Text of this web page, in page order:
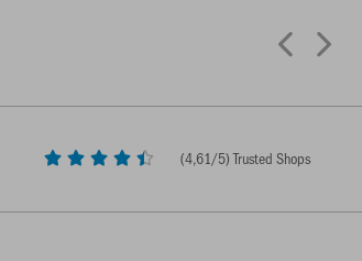
(4,61/5) Trusted Shops